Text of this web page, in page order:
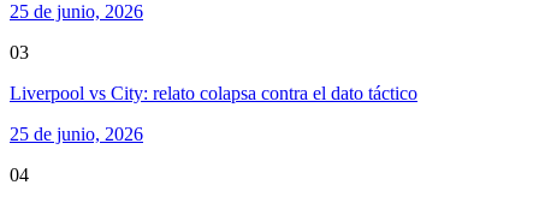
25 de junio, 2026
03
Liverpool vs City: relato colapsa contra el dato táctico
25 de junio, 2026
04